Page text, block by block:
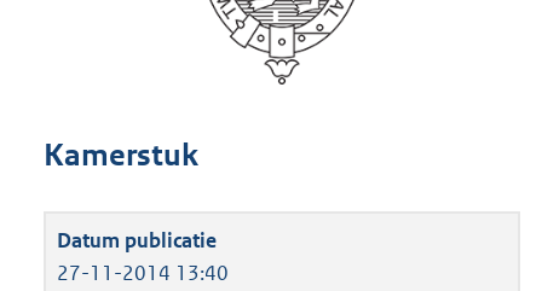
Kamerstuk
27-11-2014 13:40